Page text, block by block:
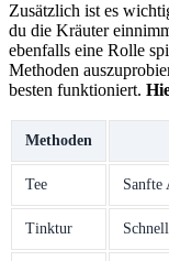
Zusätzlich ist es
du die ​Kräuter⁤
⁢ebenfalls eine⁣ Rolle⁤
Methoden
besten funktioniert.
Methoden
Tee Sanfte
Tinktur